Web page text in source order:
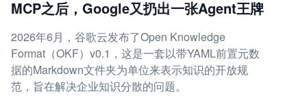
MCP之后，Google又扔出一张Agent王牌
2026年6月，谷歌云发布了Open Knowledge
Format（OKF）v0.1，这是一套以带YAML前置元数
据的Markdown文件夹为单位来表示知识的开放规
范，旨在解决企业知识分散的问题。